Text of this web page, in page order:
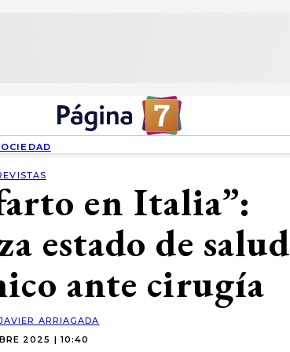
en Italia”:
estado de salud
ante cirugía
ARRIAGADA
2025 | 10:40